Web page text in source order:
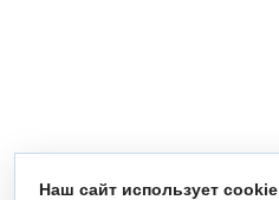
Наш сайт использует